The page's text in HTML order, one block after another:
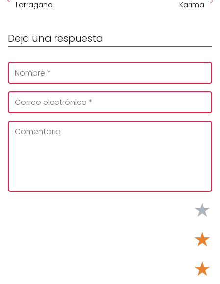
Larragana
Karima
Deja una respuesta
★
★
★